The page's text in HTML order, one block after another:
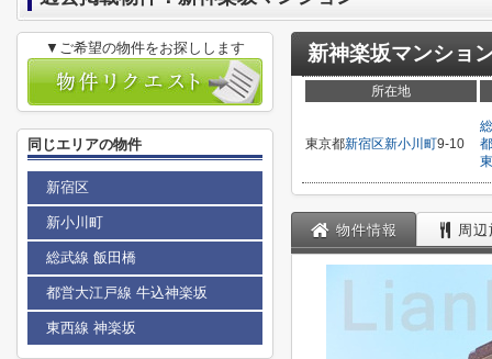
新神楽坂マンショ
所在地
東京都新宿区新小川町9-10
物件情報 周
▼ご希望の物件をお探しします
同じエリアの物件
新宿区
新小川町
総武線 飯田橋
都営大江戸線 牛込神楽坂
東西線 神楽坂